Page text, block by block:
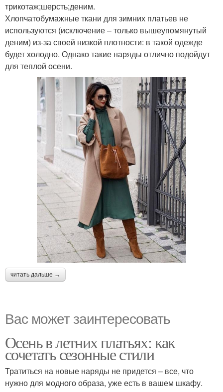
трикотаж;шерсть;деним.
Хлопчатобумажные ткани для зимних платьев не
используются (исключение – только вышеупомянутый
деним) из-за своей низкой плотности: в такой одежде
будет холодно. Однако такие наряды отлично подойдут
для теплой осени.
читать дальше →
Вас может заинтересовать
Осень в летних платьях: как
сочетать сезонные стили
Тратиться на новые наряды не придется – все, что
нужно для модного образа, уже есть в вашем шкафу.